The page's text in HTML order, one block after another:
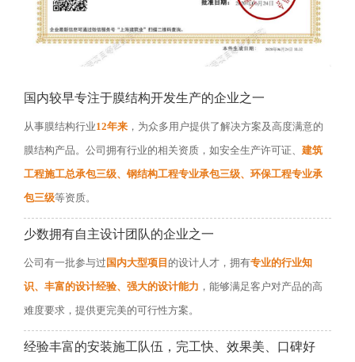
国内较早专注于膜结构开发生产的企业之一
从事膜结构行业12年来 ，为众多用户提供了解决方案及高度满意的
膜结构产品。公司拥有行业的相关资质，如安全生产许可证、 建筑
工程施工总承包三级、钢结构工程专业承包三级、环保工程专业承
包三级等资质。
少数拥有自主设计团队的企业之一
公司有一批参与过 国内大型项目 的设计人才，拥有专业的行业知
识、丰富的设计经验、强大的设计能力 ，能够满足客户对产品的高
难度要求，提供更完美的可行性方案。
经验丰富的安装施工队伍，完工快、效果美、口碑好